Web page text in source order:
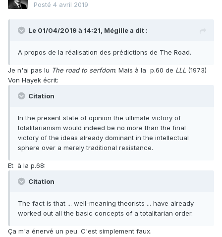
Posté 4 avril 2019
Le 01/04/2019 à 14:21, Mégillea dit :
A propos de la réalisation des prédictions de The Road.
Je n'ai pas lu The road to serfdom. Mais à la p.60 de LLL (1973)
Von Hayek écrit:
Citation
In the present state of opinion the ultimate victory of
totalitarianism would indeed be no more than the final
victory of the ideas already dominant in the intellectual
sphere over a merely traditional resistance.
Et à la p.68:
Citation
The fact is that ... well-meaning theorists ... have already
worked out all the basic concepts of a totalitarian order.
Ça m'a énervé un peu. C'est simplement faux.